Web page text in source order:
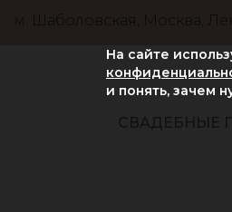
м. Шаболовская, Москва,
СВАДЕБНЫЕ
На сайте
и понять, зачем